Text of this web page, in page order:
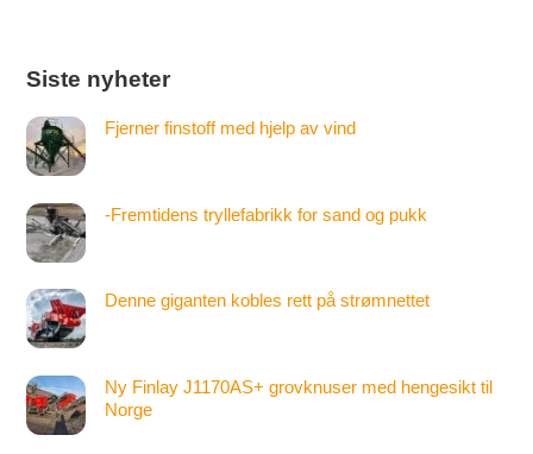
Siste nyheter
Fjerner finstoff med hjelp av vind
-Fremtidens tryllefabrikk for sand og pukk
Denne giganten kobles rett på strømnettet
Ny Finlay J1170AS+ grovknuser med hengesikt til
Norge